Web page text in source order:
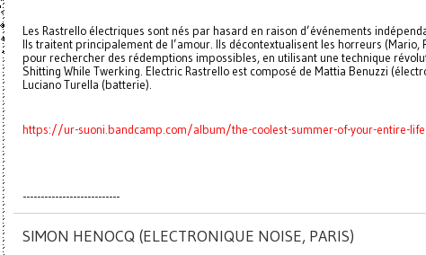
Les Rastrello électriques sont nés par hasard en raison d’événements
Ils traitent principalement de l’amour. Ils décontextualisent les horreurs (Mario,
pour rechercher des rédemptions impossibles, en utilisant une technique
Shitting While Twerking. Electric Rastrello est composé de Mattia Benuzzi
Luciano Turella (batterie).
https://ur-suoni.bandcamp.com/album/the-coolest-summer-of-your-entire-life
---------------------------
SIMON HENOCQ (ELECTRONIQUE NOISE, PARIS)